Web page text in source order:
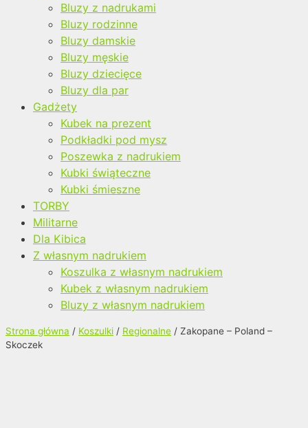
Bluzy z nadrukami
Bluzy rodzinne
Bluzy damskie
Bluzy męskie
Bluzy dziecięce
Bluzy dla par
Gadżety
Kubek na prezent
Podkładki pod mysz
Poszewka z nadrukiem
Kubki świąteczne
Kubki śmieszne
TORBY
Militarne
Dla Kibica
Z własnym nadrukiem
Koszulka z własnym nadrukiem
Kubek z własnym nadrukiem
Bluzy z własnym nadrukiem
Strona główna / Koszulki / Regionalne / Zakopane – Poland –
Skoczek